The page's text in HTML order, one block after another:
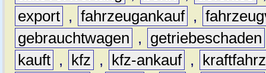
export , fahrzeugankauf ,
gebrauchtwagen
,
getriebeschaden
kauft , kfz , kfz-ankauf ,